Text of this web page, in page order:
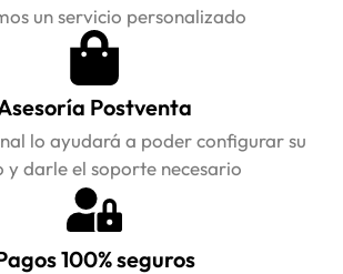
un servicio personalizado
Postventa
lo ayudará a poder configurar su
y darle el soporte necesario
100% seguros